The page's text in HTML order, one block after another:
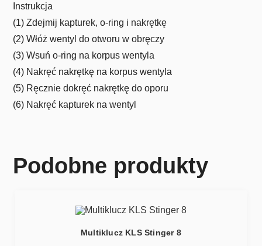
Instrukcja
(1) Zdejmij kapturek, o-ring i nakrętkę
(2) Włóż wentyl do otworu w obręczy
(3) Wsuń o-ring na korpus wentyla
(4) Nakręć nakrętkę na korpus wentyla
(5) Ręcznie dokręć nakrętkę do oporu
(6) Nakręć kapturek na wentyl
Podobne produkty
Multiklucz KLS Stinger 8